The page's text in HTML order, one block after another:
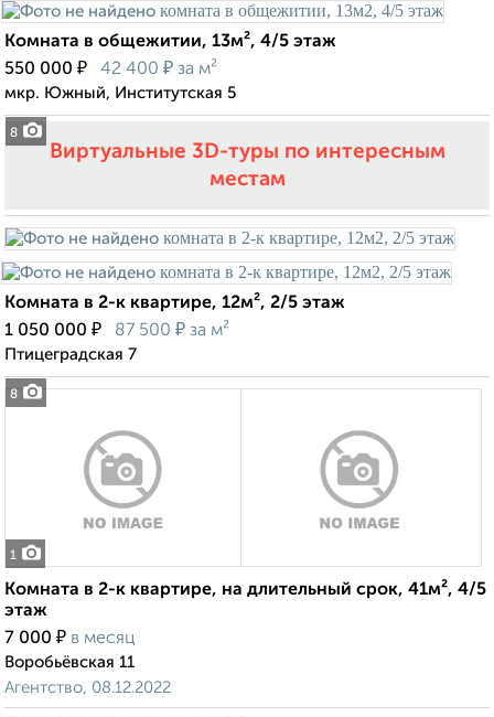
8
Комната в общежитии, 13м², 4/5 этаж
550 000 ₽ 42 400 ₽ за м²
мкр. Южный, Институтская 5
Виртуальные 3D-туры по интересным
местам
8
Комната в 2-к квартире, 12м², 2/5 этаж
1 050 000 ₽ 87 500 ₽ за м²
Птицеградская 7
1
Комната в 2-к квартире, на длительный срок, 41м², 4/5
этаж
7 000 ₽ в месяц
Воробьёвская 11
Агентство, 08.12.2022